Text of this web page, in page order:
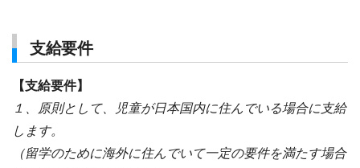
支給要件
【支給要件】
１、原則として、児童が日本国内に住んでいる場合に支給
します。
（留学のために海外に住んでいて一定の要件を満たす場合